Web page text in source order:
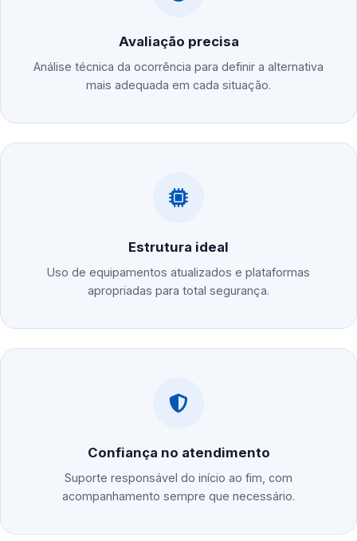
Avaliação precisa
Análise técnica da ocorrência para definir a alternativa
mais adequada em cada situação.
Estrutura ideal
Uso de equipamentos atualizados e plataformas
apropriadas para total segurança.
Confiança no atendimento
Suporte responsável do início ao fim, com
acompanhamento sempre que necessário.